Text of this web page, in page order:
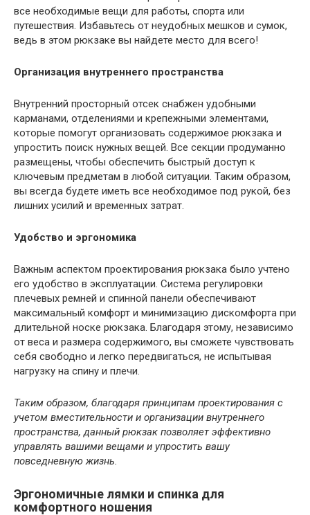
все необходимые вещи для работы, спорта или
путешествия. Избавьтесь от неудобных мешков и сумок,
ведь в этом рюкзаке вы найдете место для всего!
Организация внутреннего пространства
Внутренний просторный отсек снабжен удобными
карманами, отделениями и крепежными элементами,
которые помогут организовать содержимое рюкзака и
упростить поиск нужных вещей. Все секции продуманно
размещены, чтобы обеспечить быстрый доступ к
ключевым предметам в любой ситуации. Таким образом,
вы всегда будете иметь все необходимое под рукой, без
лишних усилий и временных затрат.
Удобство и эргономика
Важным аспектом проектирования рюкзака было учтено
его удобство в эксплуатации. Система регулировки
плечевых ремней и спинной панели обеспечивают
максимальный комфорт и минимизацию дискомфорта при
длительной носке рюкзака. Благодаря этому, независимо
от веса и размера содержимого, вы сможете чувствовать
себя свободно и легко передвигаться, не испытывая
нагрузку на спину и плечи.
Таким образом, благодаря принципам проектирования с
учетом вместительности и организации внутреннего
пространства, данный рюкзак позволяет эффективно
управлять вашими вещами и упростить вашу
повседневную жизнь.
Эргономичные лямки и спинка для
комфортного ношения